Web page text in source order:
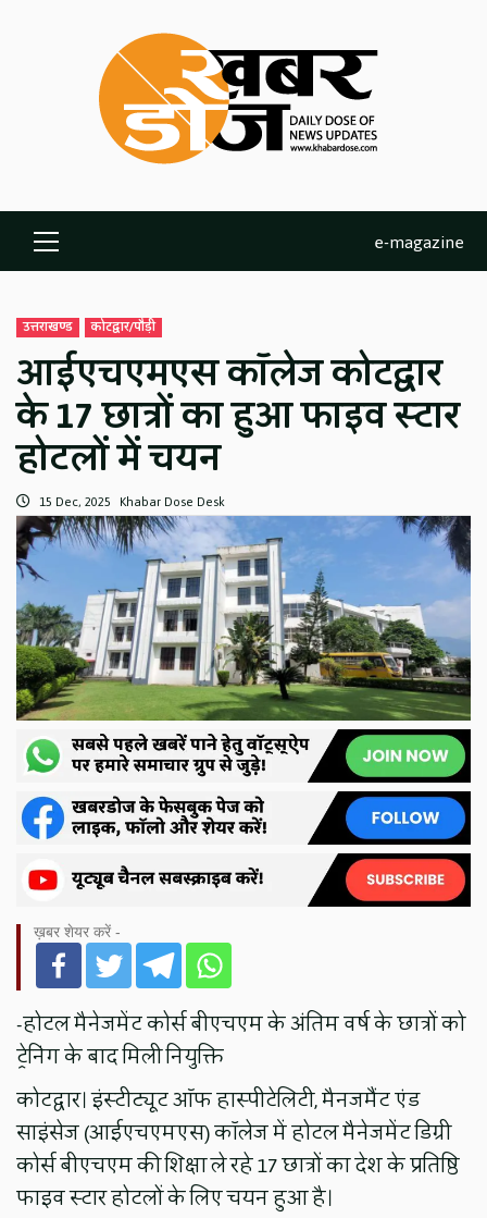
Primary
Menu
e-magazine
उत्तराखण्ड कोटद्वार/पौड़ी
आईएचएमएस कॉलेज कोटद्वार
के 17 छात्रों का हुआ फाइव स्‍टार
होटलों में चयन
15 Dec, 2025 Khabar Dose Desk
ख़बर शेयर करें -
-होटल मैनेजमेंट कोर्स बीएचएम के अंतिम वर्ष के छात्रों को
ट्रेनिंग के बाद मिली नियुक्ति
कोटद्वार। इंस्टीट्यूट ऑफ हास्‍पीटेलिटी, मैनजमैंट एंड
साइंसेज (आईएचएमएस) कॉलेज में होटल मैनेजमेंट डिग्री
कोर्स बीएचएम की शिक्षा ले रहे 17 छात्रों का देश के प्रतिष्ठि
फाइव स्‍टार होटलों के लिए चयन हुआ है।